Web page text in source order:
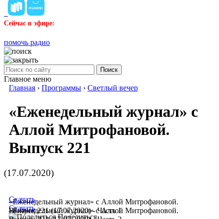
Сейчас в эфире:
помочь радио
Поиск
Главное меню
Главная › Программы › Светлый вечер
«Еженедельный журнал» с
Аллой Митрофановой.
Выпуск 221
(17.07.2020)
«Еженедельный журнал» с Аллой Митрофановой.
Выпуск 221 (17.07.2020) - Часть 1
Скачать
«Еженедельный журнал» с Аллой Митрофановой.
Скачать
Поделиться